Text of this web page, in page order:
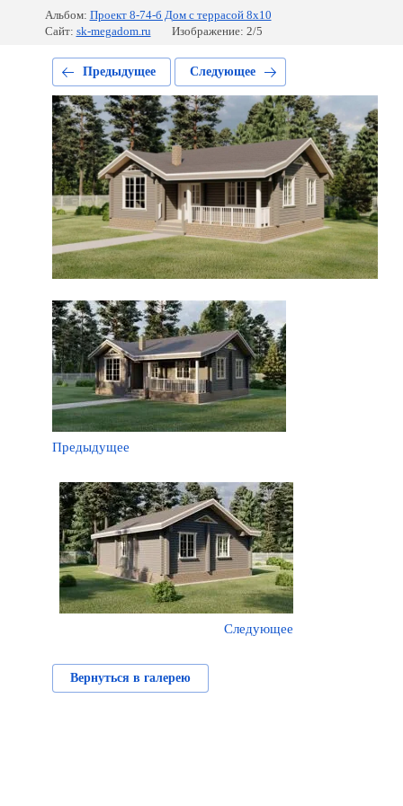
Альбом: Проект 8-74-б Дом с террасой 8х10
Сайт: sk-megadom.ru Изображение: 2/5
Предыдущее Следующее
Предыдущее
Следующее
Вернуться в галерею